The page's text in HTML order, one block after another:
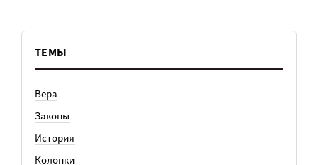
ТЕМЫ
Вера
Законы
История
Колонки